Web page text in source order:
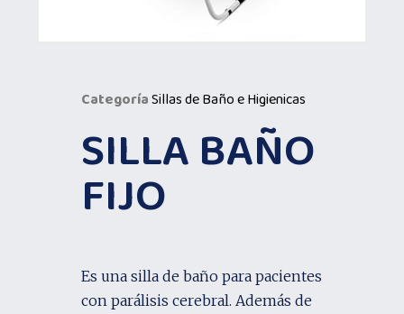
CategoríaSillas de Baño e Higienicas
SILLA BAÑO
FIJO
Es una silla de baño para pacientes
con parálisis cerebral. Además de